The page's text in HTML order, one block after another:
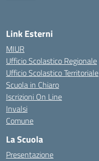
Link Esterni
MIUR
Ufficio Scolastico Regionale
Ufficio Scolastico Territoriale
Scuola in Chiaro
Iscrizioni On Line
Invalsi
Comune
La Scuola
Presentazione